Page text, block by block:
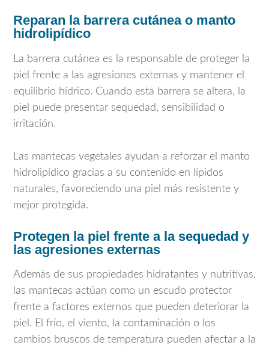
Reparan la barrera cutánea o manto
hidrolipídico
La barrera cutánea es la responsable de proteger la
piel frente a las agresiones externas y mantener el
equilibrio hídrico. Cuando esta barrera se altera, la
piel puede presentar sequedad, sensibilidad o
irritación.
Las mantecas vegetales ayudan a reforzar el manto
hidrolipídico gracias a su contenido en lípidos
naturales, favoreciendo una piel más resistente y
mejor protegida.
Protegen la piel frente a la sequedad y
las agresiones externas
Además de sus propiedades hidratantes y nutritivas,
las mantecas actúan como un escudo protector
frente a factores externos que pueden deteriorar la
piel. El frío, el viento, la contaminación o los
cambios bruscos de temperatura pueden afectar a la